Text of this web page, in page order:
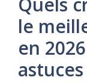
le
en
astuces